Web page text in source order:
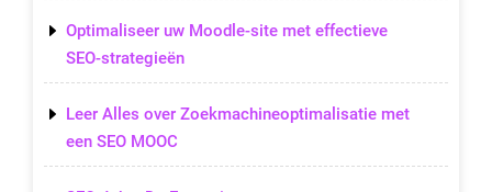
Optimaliseer uw Moodle-site met effectieve
SEO-strategieën
Leer Alles over Zoekmachineoptimalisatie met
een SEO MOOC